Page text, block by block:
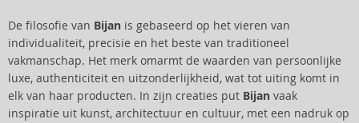
De filosofie van Bijan is gebaseerd op het vieren van
individualiteit, precisie en het beste van traditioneel
vakmanschap. Het merk omarmt de waarden van persoonlijke
luxe, authenticiteit en uitzonderlijkheid, wat tot uiting komt in
elk van haar producten. In zijn creaties put Bijan vaak
inspiratie uit kunst, architectuur en cultuur, met een nadruk op